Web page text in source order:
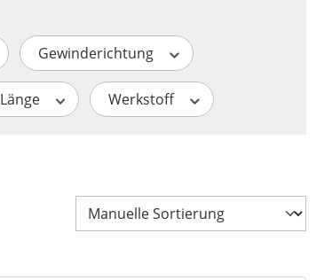
Gewinderichtung
Länge Werkstoff